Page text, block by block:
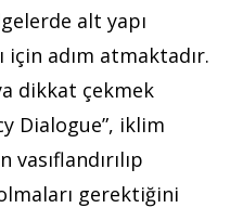
alt yapı
için adım atmaktadır.
dikkat çekmek
Dialogue”, iklim
gerektiğini